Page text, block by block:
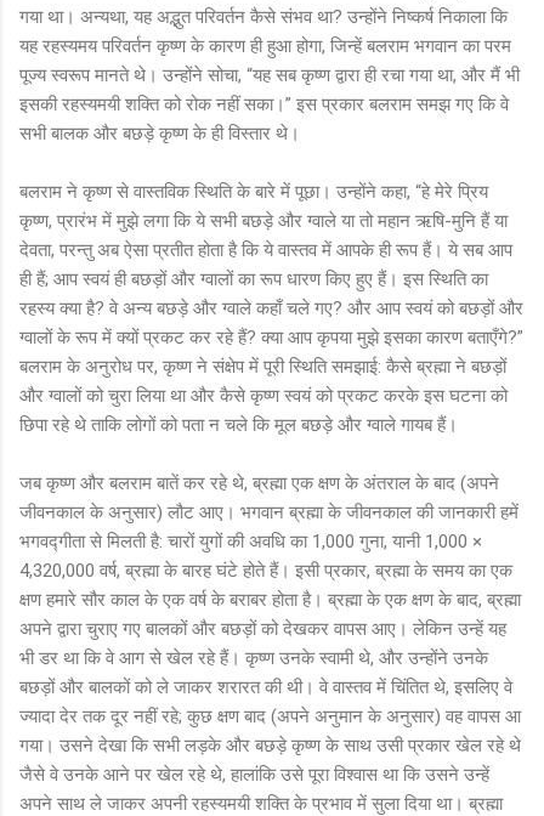
गया था। अन्यथा, यह अद्भुत परिवर्तन कैसे संभव था? उन्होंने निष्कर्ष निकाला कि
यह रहस्यमय परिवर्तन कृष्ण के कारण ही हुआ होगा, जिन्हें बलराम भगवान का परम
पूज्य स्वरूप मानते थे। उन्होंने सोचा, “यह सब कृष्ण द्वारा ही रचा गया था, और मैं भी
इसकी रहस्यमयी शक्ति को रोक नहीं सका।” इस प्रकार बलराम समझ गए कि वे
सभी बालक और बछड़े कृष्ण के ही विस्तार थे।
बलराम ने कृष्ण से वास्तविक स्थिति के बारे में पूछा। उन्होंने कहा, “हे मेरे प्रिय
कृष्ण, प्रारंभ में मुझे लगा कि ये सभी बछड़े और ग्वाले या तो महान ऋषि-मुनि हैं या
देवता, परन्तु अब ऐसा प्रतीत होता है कि ये वास्तव में आपके ही रूप हैं। ये सब आप
ही हैं; आप स्वयं ही बछड़ों और ग्वालों का रूप धारण किए हुए हैं। इस स्थिति का
रहस्य क्या है? वे अन्य बछड़े और ग्वाले कहाँ चले गए? और आप स्वयं को बछड़ों और
ग्वालों के रूप में क्यों प्रकट कर रहे हैं? क्या आप कृपया मुझे इसका कारण बताएँगे?”
बलराम के अनुरोध पर, कृष्ण ने संक्षेप में पूरी स्थिति समझाई: कैसे ब्रह्मा ने बछड़ों
और ग्वालों को चुरा लिया था और कैसे कृष्ण स्वयं को प्रकट करके इस घटना को
छिपा रहे थे ताकि लोगों को पता न चले कि मूल बछड़े और ग्वाले गायब हैं।
जब कृष्ण और बलराम बातें कर रहे थे, ब्रह्मा एक क्षण के अंतराल के बाद (अपने
जीवनकाल के अनुसार) लौट आए। भगवान ब्रह्मा के जीवनकाल की जानकारी हमें
भगवद्गीता से मिलती है: चारों युगों की अवधि का 1,000 गुना, यानी 1,000 ×
4,320,000 वर्ष, ब्रह्मा के बारह घंटे होते हैं। इसी प्रकार, ब्रह्मा के समय का एक
क्षण हमारे सौर काल के एक वर्ष के बराबर होता है। ब्रह्मा के एक क्षण के बाद, ब्रह्मा
अपने द्वारा चुराए गए बालकों और बछड़ों को देखकर वापस आए। लेकिन उन्हें यह
भी डर था कि वे आग से खेल रहे हैं। कृष्ण उनके स्वामी थे, और उन्होंने उनके
बछड़ों और बालकों को ले जाकर शरारत की थी। वे वास्तव में चिंतित थे, इसलिए वे
ज्यादा देर तक दूर नहीं रहे; कुछ क्षण बाद (अपने अनुमान के अनुसार) वह वापस आ
गया। उसने देखा कि सभी लड़के और बछड़े कृष्ण के साथ उसी प्रकार खेल रहे थे
जैसे वे उनके आने पर खेल रहे थे, हालांकि उसे पूरा विश्वास था कि उसने उन्हें
अपने साथ ले जाकर अपनी रहस्यमयी शक्ति के प्रभाव में सुला दिया था। ब्रह्मा